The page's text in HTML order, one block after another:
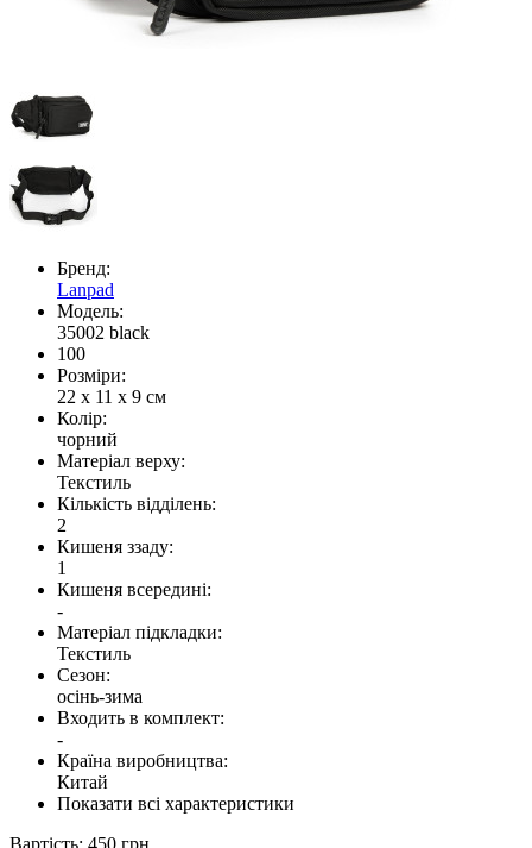
Бренд:
Lanpad
Модель:
35002 black
100
Розміри:
22 x 11 x 9 см
Колір:
чорний
Матеріал верху:
Текстиль
Кількість відділень:
2
Кишеня ззаду:
1
Кишеня всередині:
-
Матеріал підкладки:
Текстиль
Сезон:
осінь-зима
Входить в комплект:
-
Країна виробництва:
Китай
Показати всі характеристики